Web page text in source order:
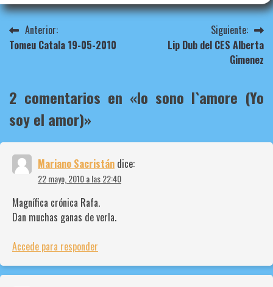
Navegación
de
Anterior:
Tomeu Catala 19-05-2010
Siguiente:
Lip Dub del CES Alberta
Gimenez
2 comentarios en «Io sono l`amore (Yo
soy el amor)»
Mariano Sacristán dice:
22 mayo, 2010 a las 22:40
Magnífica crónica Rafa.
Dan muchas ganas de verla.
Accede para responder